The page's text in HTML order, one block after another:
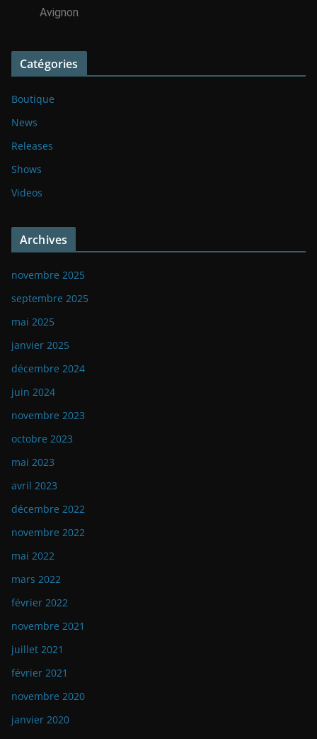
Avignon
Catégories
Boutique
News
Releases
Shows
Videos
Archives
novembre 2025
septembre 2025
mai 2025
janvier 2025
décembre 2024
juin 2024
novembre 2023
octobre 2023
mai 2023
avril 2023
décembre 2022
novembre 2022
mai 2022
mars 2022
février 2022
novembre 2021
juillet 2021
février 2021
novembre 2020
janvier 2020